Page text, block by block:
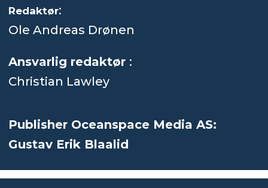
Redaktør:
Ole Andreas Drønen
Ansvarlig redaktør :
Christian Lawley
Publisher Oceanspace Media AS:
Gustav Erik Blaalid